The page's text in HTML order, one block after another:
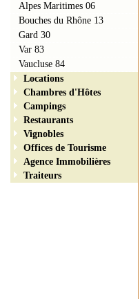
Alpes Maritimes 06
Bouches du Rhône 13
Gard 30
Var 83
Vaucluse 84
Locations
Chambres d'Hôtes
Campings
Restaurants
Vignobles
Offices de Tourisme
Agence Immobilières
Traiteurs